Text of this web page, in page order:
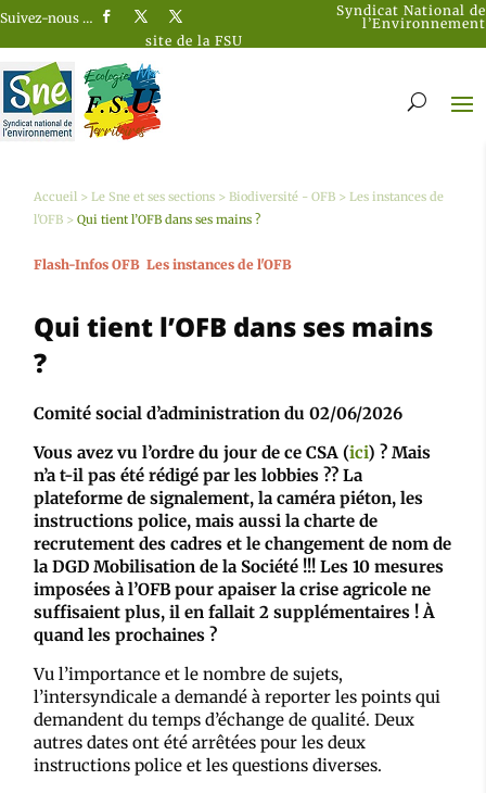
Suivez-nous …
Syndicat National de
l’Environnement
site de la FSU
Accueil >Le Sne et ses sections >Biodiversité - OFB >Les instances de
l'OFB >Qui tient l’OFB dans ses mains ?
Flash-Infos OFB Les instances de l'OFB
Qui tient l’OFB dans ses mains
?
Comité social d’administration du 02/06/2026
Vous avez vu l’ordre du jour de ce CSA (ici) ? Mais
n’a t-il pas été rédigé par les lobbies ?? La
plateforme de signalement, la caméra piéton, les
instructions police, mais aussi la charte de
recrutement des cadres et le changement de nom de
la DGD Mobilisation de la Société !!! Les 10 mesures
imposées à l’OFB pour apaiser la crise agricole ne
suffisaient plus, il en fallait 2 supplémentaires ! À
quand les prochaines ?
Vu l’importance et le nombre de sujets,
l’intersyndicale a demandé à reporter les points qui
demandent du temps d’échange de qualité. Deux
autres dates ont été arrêtées pour les deux
instructions police et les questions diverses.